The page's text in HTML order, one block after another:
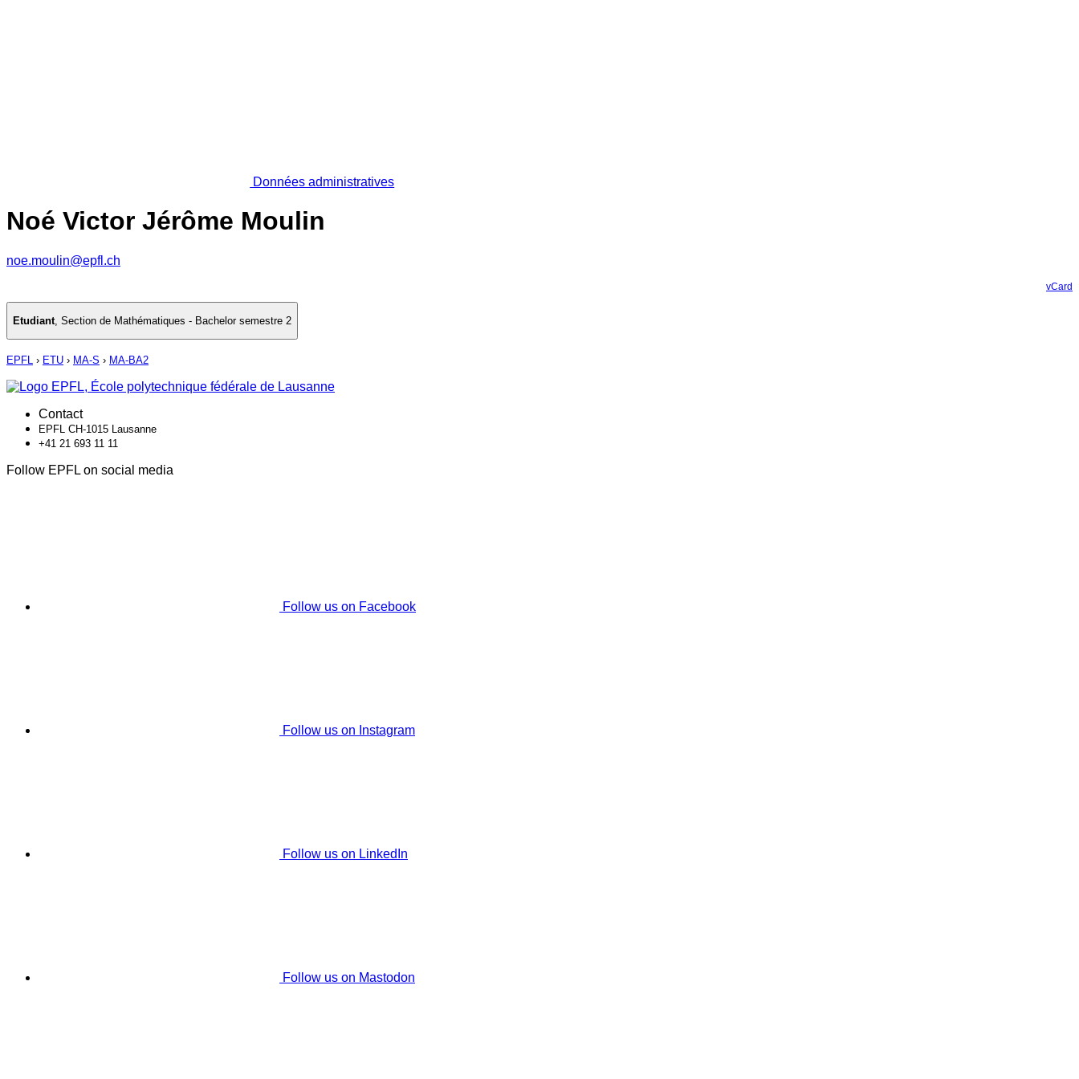
Données administratives
Noé Victor Jérôme Moulin
noe.moulin@epfl.ch
vCard
Etudiant, Section de Mathématiques - Bachelor semestre 2
EPFL › ETU › MA-S › MA-BA2
Contact
EPFL CH-1015 Lausanne
+41 21 693 11 11
Follow EPFL on social media
Follow us on Facebook
Follow us on Instagram
Follow us on LinkedIn
Follow us on Mastodon